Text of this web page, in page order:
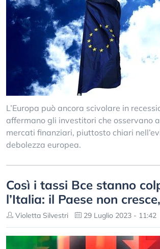
L’Europa può ancora scivolare in
affermano gli investitori che osservano
mercati finanziari, piuttosto chiari
debolezza europea.
Così i tassi Bce stanno
l’Italia: il Paese non
Violetta Silvestri 29 Luglio 2023 - 11:42